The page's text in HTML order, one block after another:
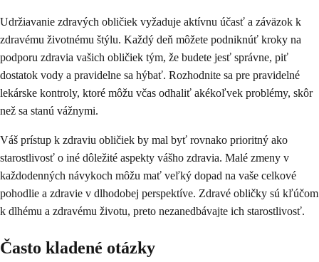
Udržiavanie zdravých obličiek vyžaduje aktívnu účasť a záväzok k
zdravému životnému štýlu. Každý deň môžete podniknúť kroky na
podporu zdravia vašich obličiek tým, že budete jesť správne, piť
dostatok vody a pravidelne sa hýbať. Rozhodnite sa pre pravidelné
lekárske kontroly, ktoré môžu včas odhaliť akékoľvek problémy, skôr
než sa stanú vážnymi.
Váš prístup k zdraviu obličiek by mal byť rovnako prioritný ako
starostlivosť o iné dôležité aspekty vášho zdravia. Malé zmeny v
každodenných návykoch môžu mať veľký dopad na vaše celkové
pohodlie a zdravie v dlhodobej perspektíve. Zdravé obličky sú kľúčom
k dlhému a zdravému životu, preto nezanedbávajte ich starostlivosť.
Často kladené otázky